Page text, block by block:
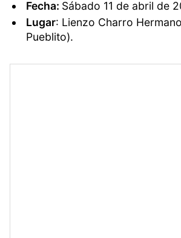
Fecha: Sábado 11 de abril de
Lugar: Lienzo Charro
Pueblito).